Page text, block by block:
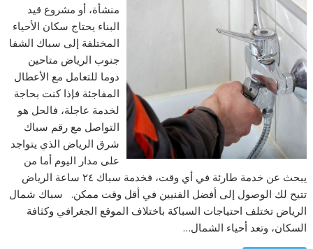
منشأة، أو مشروع قيد
البناء يحتاج سكان الأحياء
المختلفة إلى سباك الشفا
جنوب الرياض متاحين
دوما للتعامل مع الأعطال
المفاجئة فإذا كنت بحاجة
لخدمة عاجلة، فالحل هو
التواصل مع رقم سباك
شرق الرياض الذي يتواجد
على مدار اليوم أما من
يبحث عن خدمة طارئة في أي وقت، فخدمة سباك ٢٤ ساعة الرياض
تتيح لك الوصول إلى أفضل الفنيين في أقل وقت ممكن. سباك شمال
الرياض تختلف احتياجات السباكة باختلاف الموقع الجغرافي وكثافة
السكان، وتعد أحياء الشمال…